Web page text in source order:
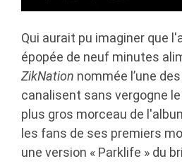
Qui aurait pu imaginer que
épopée de neuf minutes
ZikNation nommée l’une
canalisent sans vergogne
plus gros morceau de
les fans de ses premiers
une version « Parklife » du